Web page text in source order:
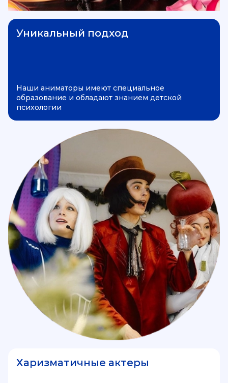
Уникальный подход
Наши аниматоры имеют специальное
образование и обладают знанием детской
психологии
Харизматичные актеры